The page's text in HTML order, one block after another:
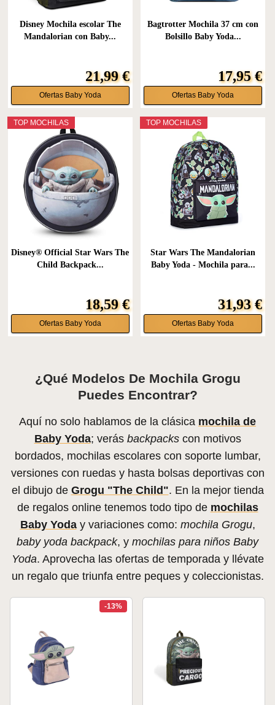
Disney Mochila escolar The
Mandalorian con Baby...
21,99 €
Ofertas Baby Yoda
Bagtrotter Mochila 37 cm con
Bolsillo Baby Yoda...
17,95 €
Ofertas Baby Yoda
TOP MOCHILAS
Disney® Official Star Wars The
Child Backpack...
18,59 €
Ofertas Baby Yoda
TOP MOCHILAS
Star Wars The Mandalorian
Baby Yoda - Mochila para...
31,93 €
Ofertas Baby Yoda
¿Qué Modelos De Mochila Grogu
Puedes Encontrar?
Aquí no solo hablamos de la clásica mochila de
Baby Yoda; verás backpackscon motivos
bordados, mochilas escolares con soporte lumbar,
versiones con ruedas y hasta bolsas deportivas con
el dibujo de Grogu "The Child". En la mejor tienda
de regalos online tenemos todo tipo de mochilas
Baby Yoday variaciones como: mochila Grogu,
baby yoda backpack, y mochilas para niños Baby
Yoda. Aprovecha las ofertas de temporada y llévate
un regalo que triunfa entre peques y coleccionistas.
-13%